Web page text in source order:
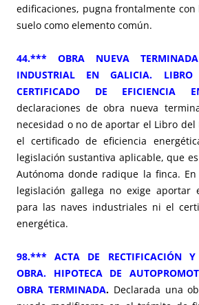
edificaciones, pugna frontalmente
suelo como elemento común.
44.*** OBRA NUEVA
INDUSTRIAL EN GALICIA.
CERTIFICADO DE EFICIENCIA
declaraciones de obra nueva
necesidad o no de aportar el Libro del
el certificado de eficiencia
legislación sustantiva aplicable, que
Autónoma donde radique la finca.
legislación gallega no exige aportar
para las naves industriales ni el
energética.
98.*** ACTA DE RECTIFICACIÓN Y
OBRA. HIPOTECA DE
OBRA TERMINADA.Declarada una